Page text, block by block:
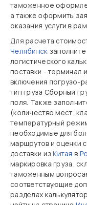
таможенное
а также оформить
оказания услуги в
Для расчета
Челябинск
логистического
поставки - терминал
включения погрузо-
тип груза Сборный
поля. Также
(количество мест,
температурный
необходимые для
маршрутов и оценки
доставки изКитая в
маркировка груза,
таможенным
соответствующие
разделах